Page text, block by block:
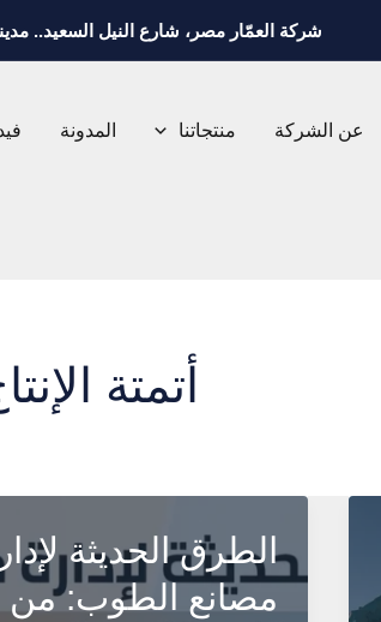
شركة العمّار مصر، شارع النيل السعيد..
عن الشركة منتجاتنا المدونة
أتمتة
الطرق الحديثة
مصانع الطوب: من